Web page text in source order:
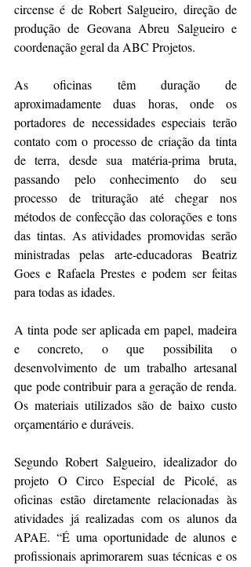
circense é de Robert Salgueiro, direção de
produção de Geovana Abreu Salgueiro e
coordenação geral da ABC Projetos.
As oficinas têm duração de
aproximadamente duas horas, onde os
portadores de necessidades especiais terão
contato com o processo de criação da tinta
de terra, desde sua matéria-prima bruta,
passando pelo conhecimento do seu
processo de trituração até chegar nos
métodos de confecção das colorações e tons
das tintas. As atividades promovidas serão
ministradas pelas arte-educadoras Beatriz
Goes e Rafaela Prestes e podem ser feitas
para todas as idades.
A tinta pode ser aplicada em papel, madeira
e concreto, o que possibilita o
desenvolvimento de um trabalho artesanal
que pode contribuir para a geração de renda.
Os materiais utilizados são de baixo custo
orçamentário e duráveis.
Segundo Robert Salgueiro, idealizador do
projeto O Circo Especial de Picolé, as
oficinas estão diretamente relacionadas às
atividades já realizadas com os alunos da
APAE. “É uma oportunidade de alunos e
profissionais aprimorarem suas técnicas e os